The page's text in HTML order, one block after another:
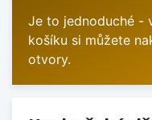
Je to jednoduché -
košíku si můžete
otvory.